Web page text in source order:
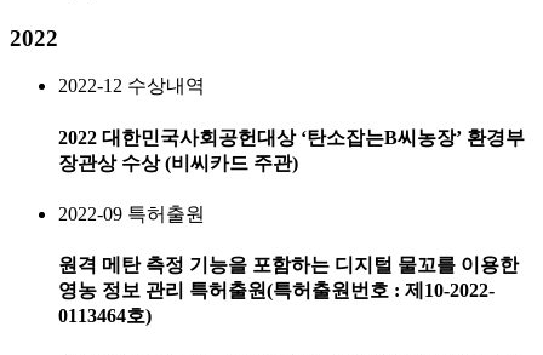
2022
2022-12 수상내역
2022 대한민국사회공헌대상 ‘탄소잡는B씨농장’ 환경부
장관상 수상 (비씨카드 주관)
2022-09 특허출원
원격 메탄 측정 기능을 포함하는 디지털 물꼬를 이용한
영농 정보 관리 특허출원(특허출원번호 : 제10-2022-
0113464호)